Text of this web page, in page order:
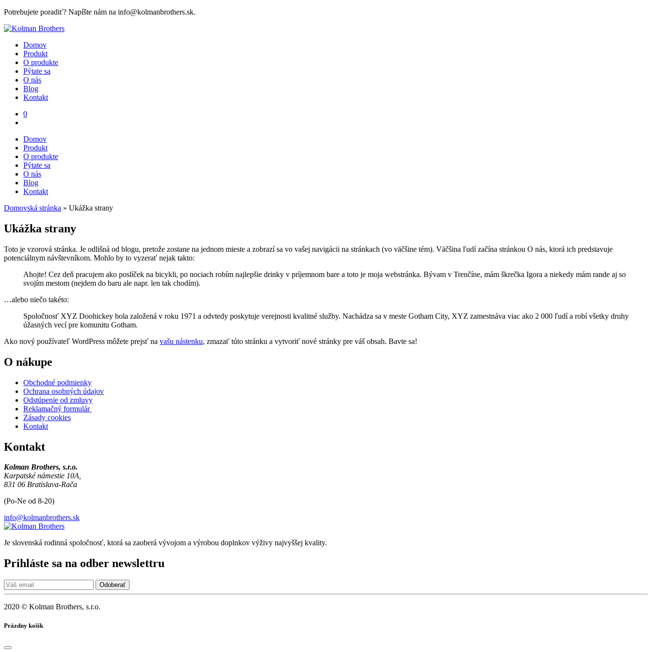
Potrebujete poradiť? Napíšte nám na info@kolmanbrothers.sk.
Domov
Produkt
O produkte
Pýtate sa
O nás
Blog
Kontakt
0
Domov
Produkt
O produkte
Pýtate sa
O nás
Blog
Kontakt
Domovská stránka » Ukážka strany
Ukážka strany
Toto je vzorová stránka. Je odlišná od blogu, pretože zostane na jednom mieste a zobrazí sa vo vašej navigácii na stránkach (vo väčšine tém). Väčšina ľudí začína stránkou O nás, ktorá ich predstavuje
potenciálnym návštevníkom. Mohlo by to vyzerať nejak takto:
Ahojte! Cez deň pracujem ako poslíček na bicykli, po nociach robím najlepšie drinky v príjemnom bare a toto je moja webstránka. Bývam v Trenčíne, mám škrečka Igora a niekedy mám rande aj so
svojím mestom (nejdem do baru ale napr. len tak chodím).
…alebo niečo takéto:
Spoločnosť XYZ Doohickey bola založená v roku 1971 a odvtedy poskytuje verejnosti kvalitné služby. Nachádza sa v meste Gotham City, XYZ zamestnáva viac ako 2 000 ľudí a robí všetky druhy
úžasných vecí pre komunitu Gotham.
Ako nový používateľ WordPress môžete prejsť na vašu nástenku, zmazať túto stránku a vytvoriť nové stránky pre váš obsah. Bavte sa!
O nákupe
Obchodné podmienky
Ochrana osobných údajov
Odstúpenie od zmluvy
Reklamačný formulár
Zásady cookies
Kontakt
Kontakt
Kolman Brothers, s.r.o.
Karpatskénámestie 10A,
831 06 Bratislava-Rača
(Po-Ne od 8-20)
info@kolmanbrothers.sk
Je slovenská rodinná spoločnosť, ktorá sa zaoberá vývojom a výrobou doplnkov výživy najvyššej kvality.
Prihláste sa na odber newslettru
2020 © Kolman Brothers, s.r.o.
Prázdny košík